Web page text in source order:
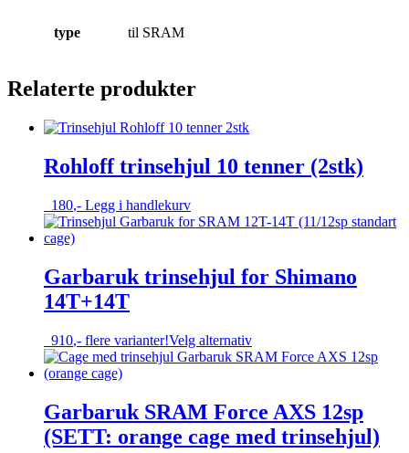
type til SRAM
Relaterte produkter
Rohloff trinsehjul 10 tenner (2stk)
180,- Legg i handlekurv
Garbaruk trinsehjul for Shimano
14T+14T
910,- flere varianter!Velg alternativDette
produktet
varianter.
Alternativene
kan
Garbaruk SRAM Force AXS 12sp
(SETT: orange cage med trinsehjul)